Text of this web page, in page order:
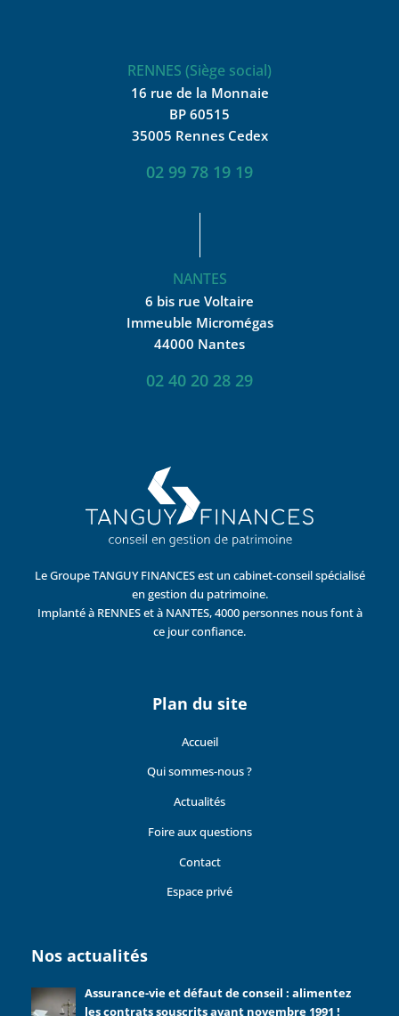
RENNES (Siège social)
16 rue de la Monnaie
BP 60515
35005 Rennes Cedex
02 99 78 19 19
NANTES
6 bis rue Voltaire
Immeuble Micromégas
44000 Nantes
02 40 20 28 29
Le Groupe TANGUY FINANCES est un cabinet-conseil spécialisé
en gestion du patrimoine.
Implanté à RENNES et à NANTES, 4000 personnes nous font à
ce jour confiance.
Plan du site
Accueil
Qui sommes-nous ?
Actualités
Foire aux questions
Contact
Espace privé
Nos actualités
Assurance-vie et défaut de conseil : alimentez
les contrats souscrits avant novembre 1991 !